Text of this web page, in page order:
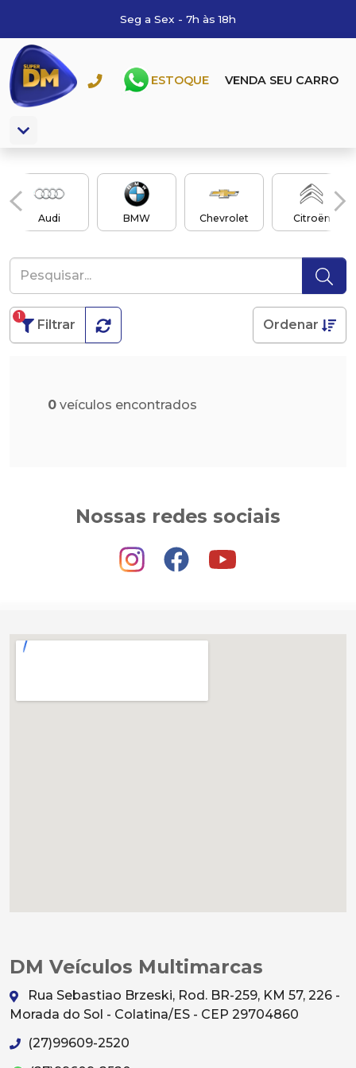
Seg a Sex - 7h às 18h
ESTOQUE VENDA SEU CARRO
Audi BMW Chevrolet Citroën
Filtrar
1
Ordenar
0 veículos encontrados
Nossas redes sociais
DM Veículos Multimarcas
Rua Sebastiao Brzeski, Rod. BR-259, KM 57, 226 -
Morada do Sol - Colatina/ES - CEP 29704860
(27)99609-2520